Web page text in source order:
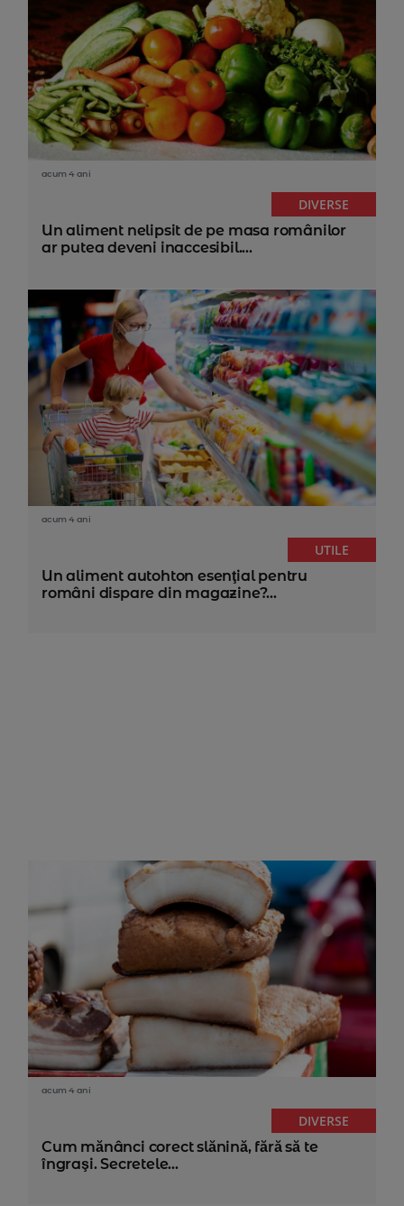
acum 4 ani
DIVERSE
Un aliment nelipsit de pe masa românilor
ar putea deveni inaccesibil....
acum 4 ani
UTILE
Un aliment autohton esenţial pentru
români dispare din magazine?...
acum 4 ani
DIVERSE
Cum mănânci corect slănină, fără să te
îngraşi. Secretele...